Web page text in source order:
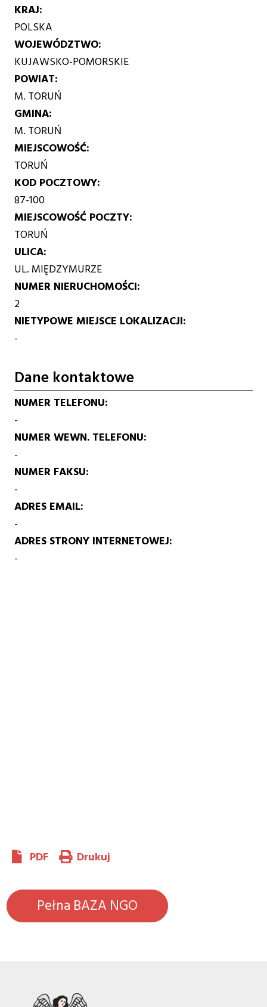
KRAJ
POLSKA
WOJEWÓDZTWO
KUJAWSKO-POMORSKIE
POWIAT
M. TORUŃ
GMINA
M. TORUŃ
MIEJSCOWOŚĆ
TORUŃ
KOD POCZTOWY
87-100
MIEJSCOWOŚĆ POCZTY
TORUŃ
ULICA
UL. MIĘDZYMURZE
NUMER NIERUCHOMOŚCI
2
NIETYPOWE MIEJSCE LOKALIZACJI
-
Dane kontaktowe
NUMER TELEFONU
-
NUMER WEWN. TELEFONU
-
NUMER FAKSU
-
ADRES EMAIL
-
ADRES STRONY INTERNETOWEJ
-
PDF Drukuj
Pełna BAZA NGO